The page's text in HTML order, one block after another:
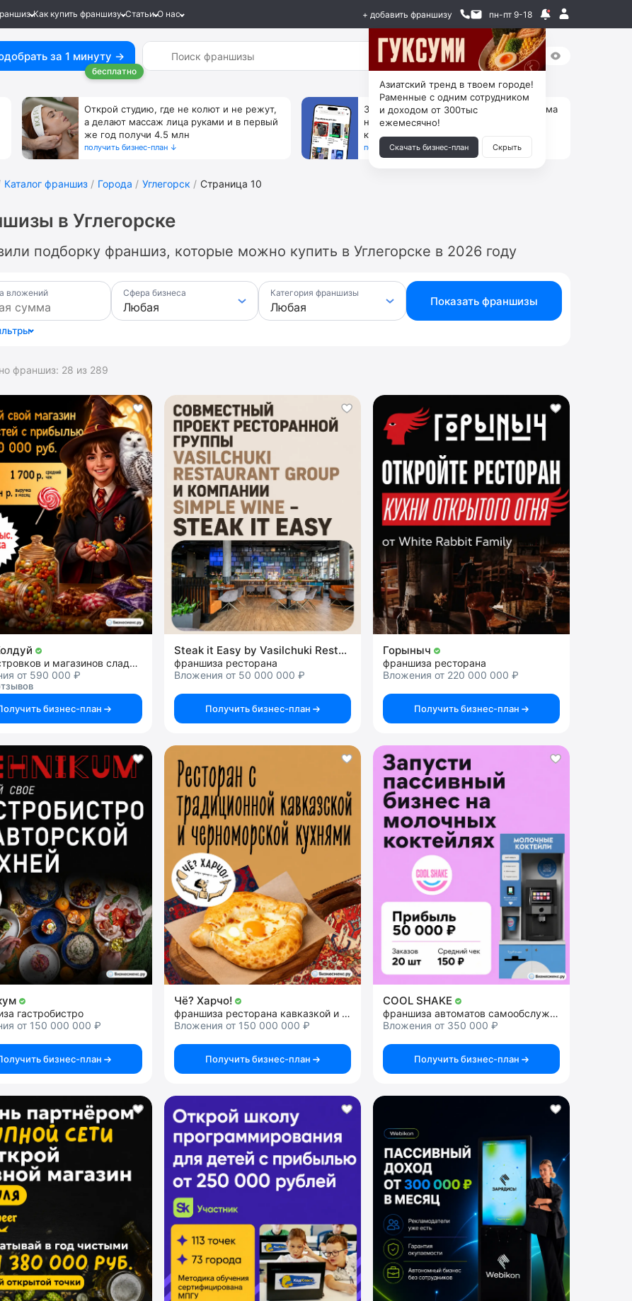
Как купить франшизу Статьи О нас + добавить франшизу пн-пт 9-18
за 1 минуту →
бесплатно
Открой студию, где не колют и не режут,
а делают массаж лица руками и в первый
же год получи 4.5 млн
получить бизнес-план ↓
За 90 тыс. открой магазин на Авито, дома
ни коробок, ни товара, ни склада, зато
каждый месяц +125 тыс. чистыми
получить бизнес-план ↓
Каталог франшиз Города Углегорск Страница 10
в Углегорске
подборку франшиз, которые можно купить в Углегорске в 2026 году
вложений Сфера бизнеса Категория франшизы
Показать франшизы
франшиз: 28 из 289
сеть островков и магазинов сладостей
от 590 000 ₽
бизнес-план
Steak it Easy by Vasilchuki Restaurant Group
франшиза ресторана
Вложения от 50 000 000 ₽
Получить бизнес-план
Горыныч
франшиза ресторана
Вложения от 220 000 000 ₽
Получить бизнес-план
гастробистро
от 150 000 000 ₽
бизнес-план
Чё? Харчо!
франшиза ресторана кавказкой и черноморской кухни
Вложения от 150 000 000 ₽
Получить бизнес-план
COOL SHAKE
франшиза автоматов самообслуживания
Вложения от 350 000 ₽
Получить бизнес-план
Азиатский тренд в твоем городе!
Раменные с одним сотрудником
и доходом от 300тыс
ежемесячно!
Скачать бизнес-план Скрыть